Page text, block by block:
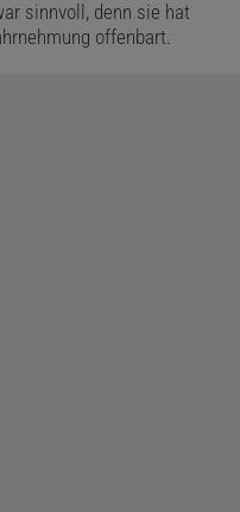
sinnvoll, denn sie hat
offenbart.